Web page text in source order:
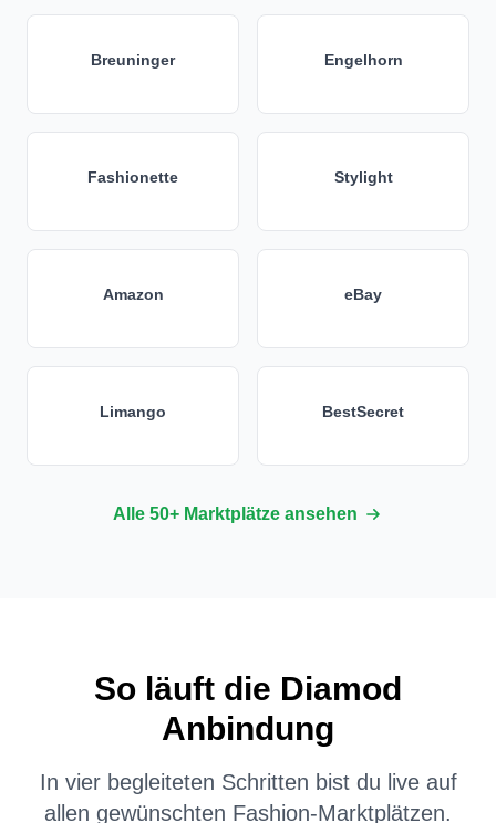
Breuninger Engelhorn
Fashionette Stylight
Amazon eBay
Limango BestSecret
Alle 50+ Marktplätze ansehen
So läuft die Diamod
Anbindung
In vier begleiteten Schritten bist du live auf
allen gewünschten Fashion-Marktplätzen.